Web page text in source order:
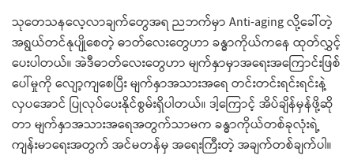
သုတေသနလေ့လာချက်တွေအရ ညဘက်မှာ Anti-aging လို့ခေါ်တဲ့
အရွယ်တင်နုပျိုစေတဲ့ ဓာတ်လေးတွေဟာ ခန္ဓာကိုယ်ကနေ ထုတ်လွှင့်
ပေးပါတယ်။ အဲဒီဓာတ်လေးတွေဟာ မျက်နှာမှာအရေးအကြောင်းဖြစ်
ပေါ်မှုကို လျော့ကျစေပြီး မျက်နှာအသားအရေ တင်းတင်းရင်းရင်းနဲ့
လှပအောင် ပြုလုပ်ပေးနိုင်စွမ်းရှိပါတယ်။ ဒါ့ကြောင့် အိပ်ချိန်မှန်ဖို့ဆို
တာ မျက်နှာအသားအရေအတွက်သာမက ခန္ဓာကိုယ်တစ်ခုလုံးရဲ့
ကျန်းမာရေးအတွက် အင်မတန်မှ အရေးကြီးတဲ့ အချက်တစ်ချက်ပါ။